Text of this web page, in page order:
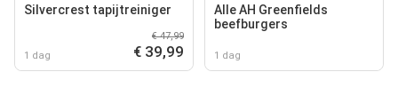
Silvercrest tapijtreiniger
1 dag
€ 47,99
€ 39,99
Alle AH Greenfields
beefburgers
1 dag